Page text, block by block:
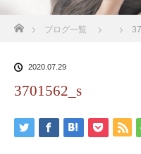
ブログ一覧
2020.07.29
3701562_s